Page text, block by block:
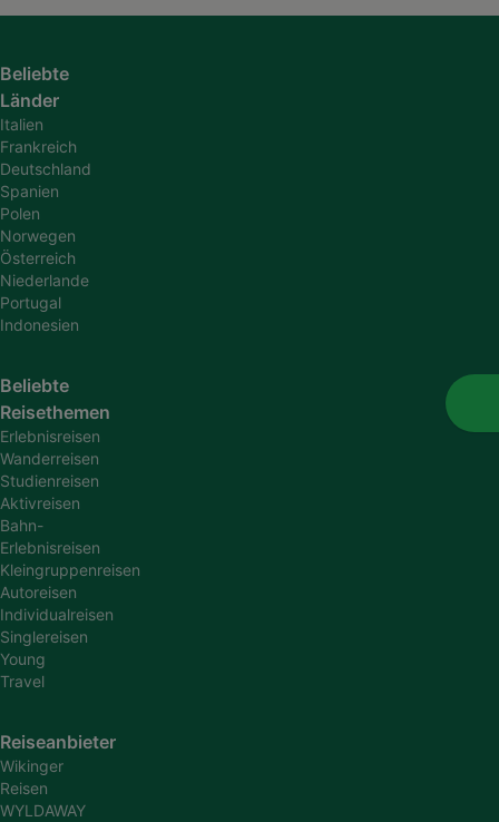
Beliebte
Länder
Italien
Frankreich
Deutschland
Spanien
Polen
Norwegen
Österreich
Niederlande
Portugal
Indonesien
Beliebte
Reisethemen
Erlebnisreisen
Wanderreisen
Studienreisen
Aktivreisen
Bahn-
Erlebnisreisen
Kleingruppenreisen
Autoreisen
Individualreisen
Singlereisen
Young
Travel
Reiseanbieter
Wikinger
Reisen
WYLDAWAY